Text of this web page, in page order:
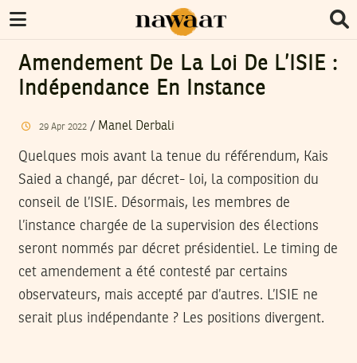
Amendement De La Loi De L’ISIE :
Indépendance En Instance
29 Apr 2022/ Manel Derbali
Quelques mois avant la tenue du référendum, Kais
Saied a changé, par décret- loi, la composition du
conseil de l’ISIE. Désormais, les membres de
l’instance chargée de la supervision des élections
seront nommés par décret présidentiel. Le timing de
cet amendement a été contesté par certains
observateurs, mais accepté par d’autres. L’ISIE ne
serait plus indépendante ? Les positions divergent.